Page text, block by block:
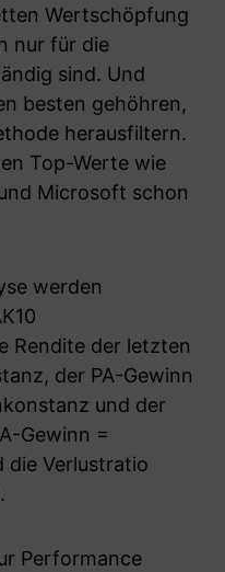
Wertschöpfung
nur für die
sind. Und
besten gehöhren,
herausfiltern.
Top-Werte wie
Microsoft schon
werden
Rendite der letzten
der PA-Gewinn
und der
Gewinn =
die Verlustratio
Performance